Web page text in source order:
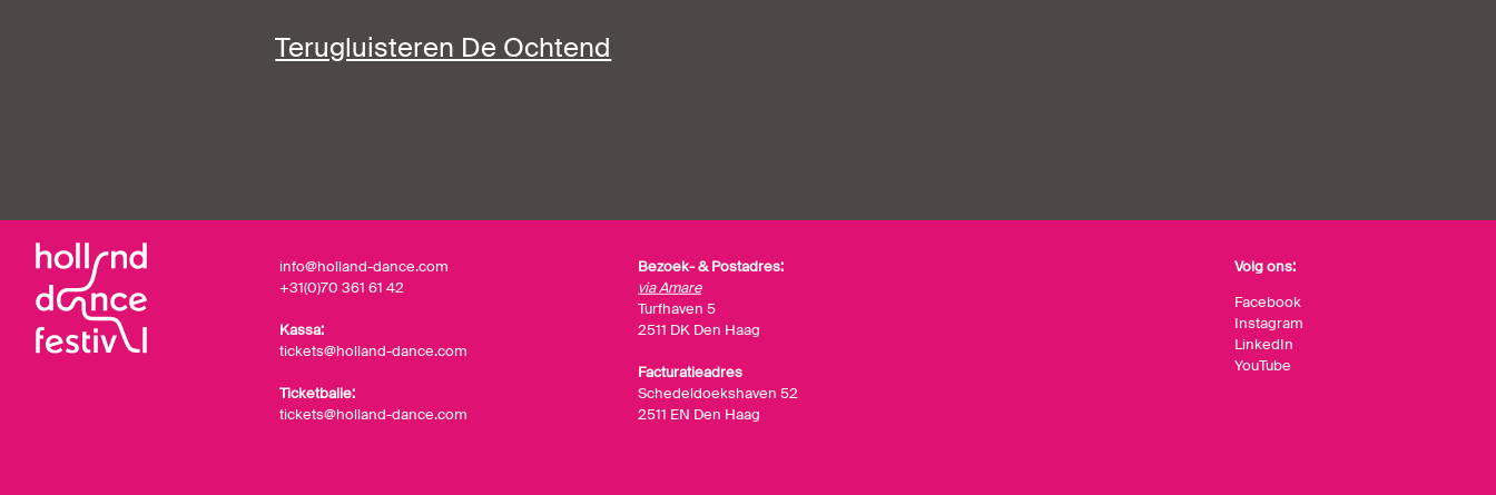
Terugluisteren De Ochtend
info@holland-dance.com
+31(0)70 361 61 42
Kassa:
tickets@holland-dance.com
Ticketbalie:
tickets@holland-dance.com
Bezoek- & Postadres:
via Amare
Turfhaven 5
2511 DK Den Haag
Facturatieadres
Schedeldoekshaven 52
2511 EN Den Haag
Volg ons:
Facebook
Instagram
LinkedIn
YouTube